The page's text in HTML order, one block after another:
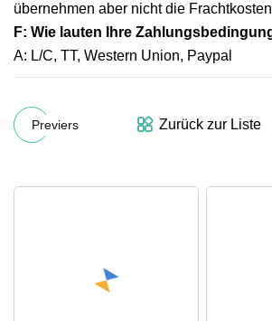
übernehmen aber nicht die
F: Wie lauten Ihre
A: L/C, TT, Western Union, Paypal
Previers Zurück zur Liste